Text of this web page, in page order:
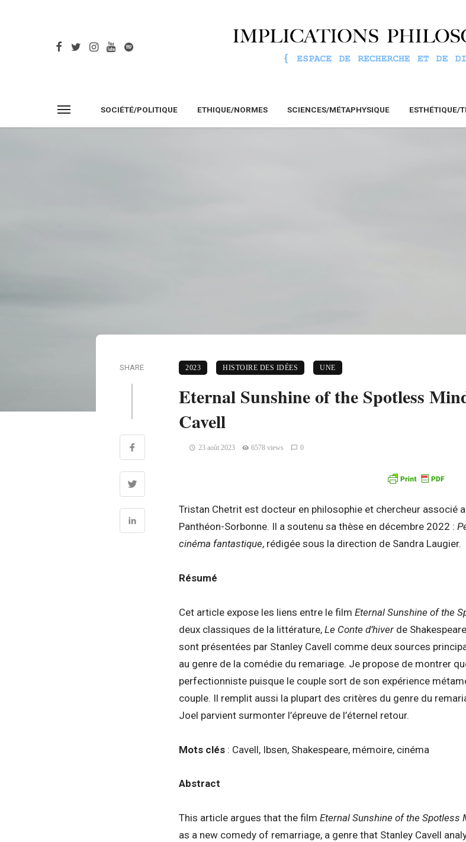
SOCIÉTÉ/POLITIQUE ETHIQUE/NORMES SCIENCES/MÉTAPHYSIQUE ESTHÉTIQUE/
SHARE 2023 HISTOIRE DES IDÉES UNE
Eternal Sunshine of the Spotless
Cavell
23 août 2023 6578 views 0
Tristan Chetrit est docteur en philosophie et chercheur associé
Panthéon-Sorbonne. Il a soutenu sa thèse en décembre 2022 :
cinéma fantastique, rédigée sous la direction de Sandra Laugier.
Résumé
Cet article expose les liens entre le film Eternal Sunshine of the
deux classiques de la littérature, Le Conte d’hiver de
sont présentées par Stanley Cavell comme deux sources
au genre de la comédie du remariage. Je propose de montrer
perfectionniste puisque le couple sort de son expérience
couple. Il remplit aussi la plupart des critères du genre du
Joel parvient surmonter l’épreuve de l’éternel retour.
Mots clés : Cavell, Ibsen, Shakespeare, mémoire, cinéma
Abstract
This article argues that the film Eternal Sunshine of the Spotless
as a new comedy of remarriage, a genre that Stanley Cavell